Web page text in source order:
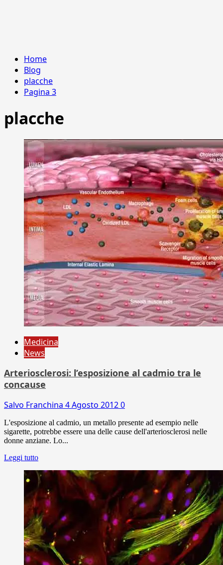
Home
Blog
placche
Pagina 3
placche
Medicina
News
Arteriosclerosi: l’esposizione al cadmio tra le
concause
Salvo Franchina 4 Agosto 20120
L'esposizione al cadmio, un metallo presente ad esempio nelle
sigarette, potrebbe essere una delle cause dell'arteriosclerosi nelle
donne anziane. Lo...
Leggi tutto